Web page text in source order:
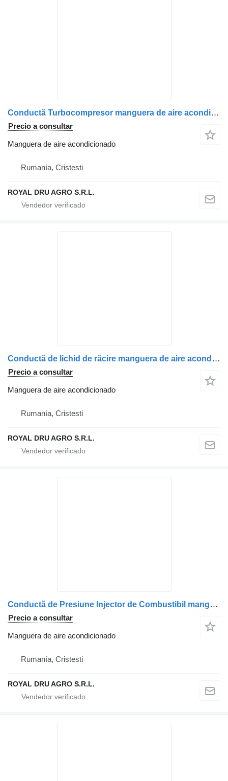
Conductă Turbocompresor manguera de aire acondicionado para MAN – Cod 51094025027/51094025027 camión
Precio a consultar
Manguera de aire acondicionado
Rumanía, Cristesti
ROYAL DRU AGRO S.R.L.
Conductă de lichid de răcire manguera de aire acondicionado para MAN 8196305-0322 / 81963050322 / 8161960-0776 / 81619600776 / 8161960-0803 / 81619600803 / 8161960-0808 / 81619600808 / 8196305-0351 / 81963050351 camión
Precio a consultar
Manguera de aire acondicionado
Rumanía, Cristesti
ROYAL DRU AGRO S.R.L.
Conductă de Presiune Injector de Combustibil manguera de aire acondicionado para MAN 51103040322 (Cu Șuruburi) camión
Precio a consultar
Manguera de aire acondicionado
Rumanía, Cristesti
ROYAL DRU AGRO S.R.L.